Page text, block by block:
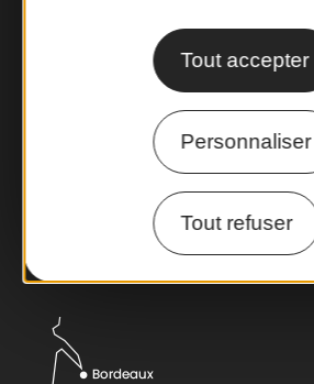
Tout accepter
Personnaliser
Tout refuser
Contactez-
Foire aux
Brochures
Cartoguides et
Latitude Gard